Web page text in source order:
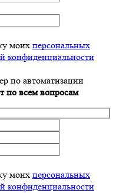
моих персональных
конфиденциальности
по автоматизации
по всем вопросам
моих персональных
конфиденциальности